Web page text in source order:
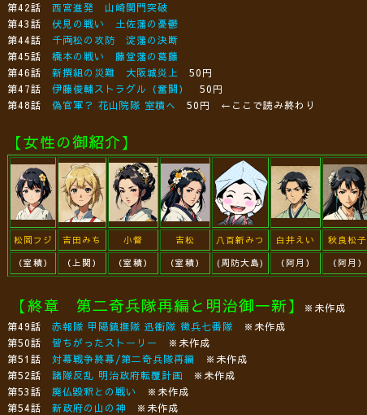
第42話 西宮進発 山崎関門突破
第43話 伏見の戦い 土佐藩の憂鬱
第44話 千両松の攻防 淀藩の決断
第45話 橋本の戦い 藤堂藩の葛藤
第46話 新撰組の災難 大阪城炎上
50円
第47話 伊藤俊輔ストラグル（奮闘）
50円
第48話 偽官軍？ 花山院隊 室積へ 50円 ←ここで読み終わり
【女性の御紹介】
松岡フジ 吉田みち 小督 吉松 八百新みつ 白井えい 秋良松子
（室積）
（上関） （室積） （室積） (周防大島) （阿月） （阿月）
【終章 第二奇兵隊再編と明治御一新】
※未作成
第49話 赤報隊 甲陽鎮撫隊 迅衝隊 徴兵七番隊 ※未作成
第50話 皆ちがったストーリー
※未作成
第51話 対幕戦争終幕/第二奇兵隊再編 ※未作成
第52話 諸隊反乱 明治政府転覆計画 ※未作成
第53話 廃仏毀釈との戦い
※未作成
第54話 新政府の山の神 ※未作成